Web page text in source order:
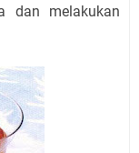
dan melakukan